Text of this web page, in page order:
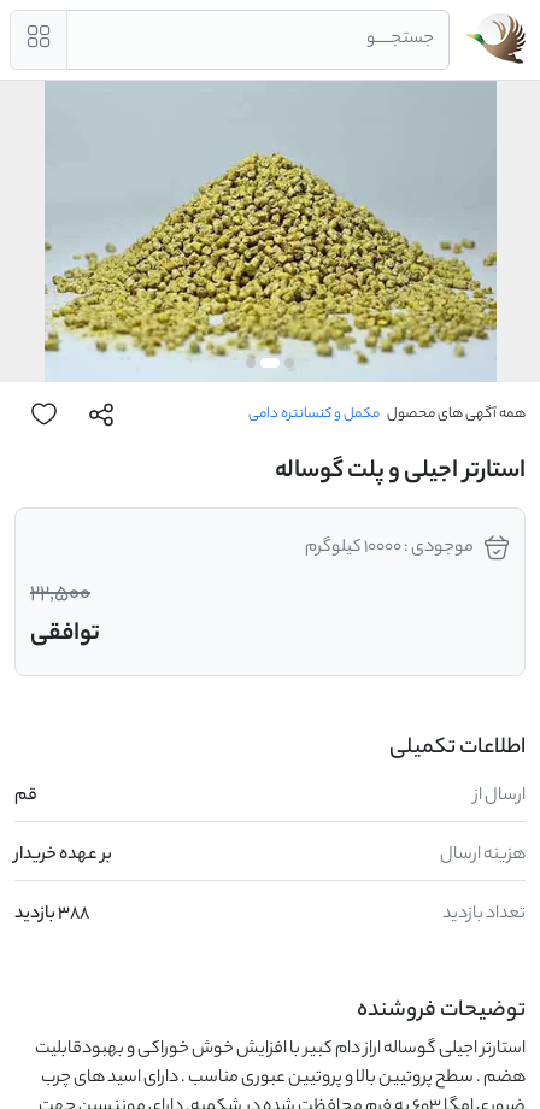
جستجــــو
همه آگهی های محصول مکمل و کنسانتره دامی
استارتر اجیلی و پلت گوساله
موجودی : 10000 کیلوگرم
22,500
توافقی
اطلاعات تکمیلی
ارسال از قم
هزینه ارسال بر عهده خریدار
تعداد بازدید 388 بازدید
توضیحات فروشنده